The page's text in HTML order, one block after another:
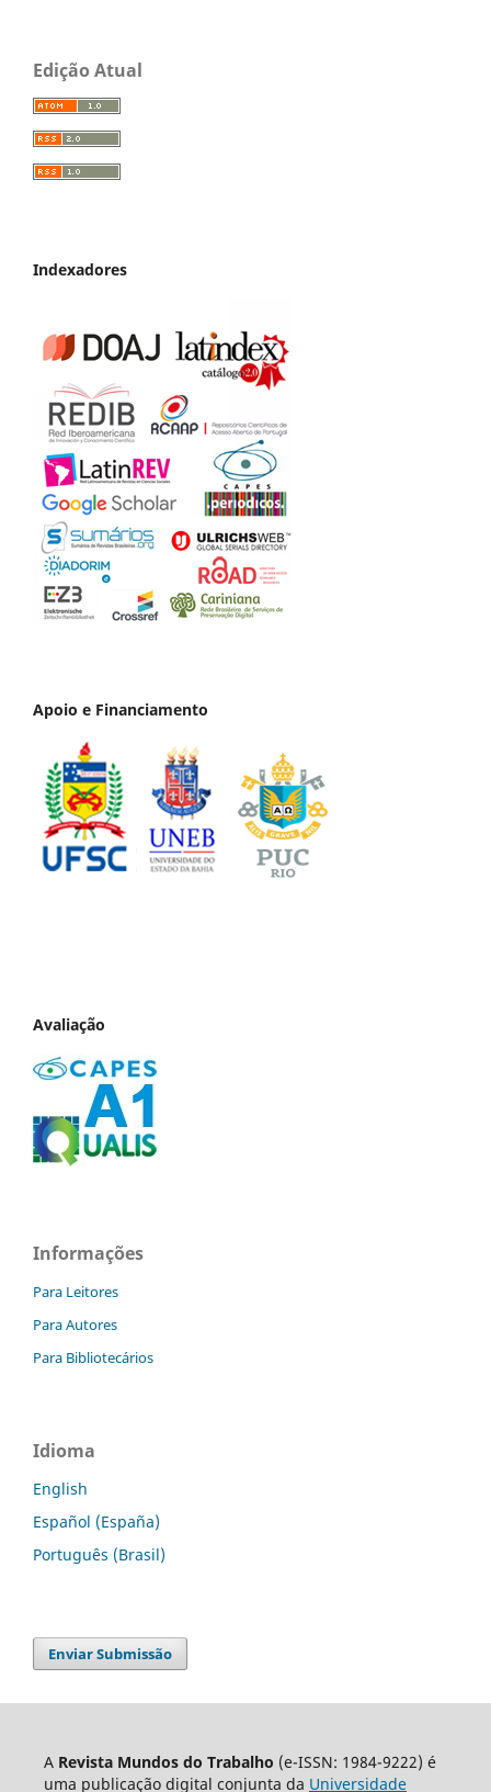
Edição Atual
Indexadores
Apoio e Financiamento
Avaliação
Informações
Para Leitores
Para Autores
Para Bibliotecários
Idioma
English
Español (España)
Português (Brasil)
Enviar Submissão
A Revista Mundos do Trabalho (e-ISSN: 1984-9222) é
uma publicação digital conjunta da Universidade